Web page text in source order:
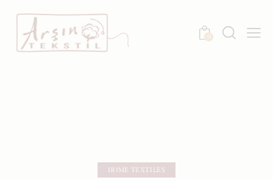
0
HOME TEXTILES